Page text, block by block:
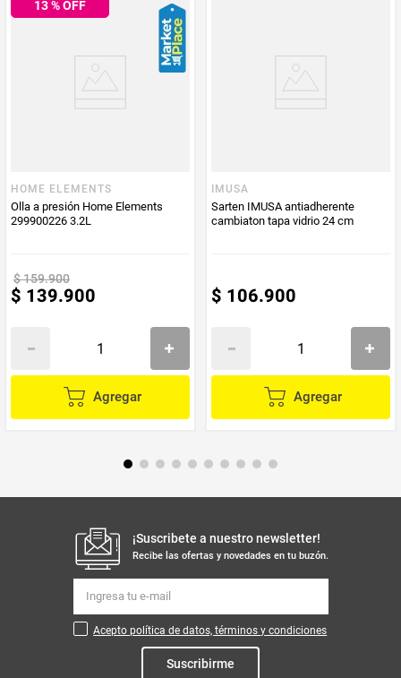
Enviado Por
Mercaldas
Vendido por
13% OFF
HOME ELEMENTS
Olla a presión Home Elements
299900226 3.2L
$159.900
$ 139.900
Agregar
IMUSA
Sarten IMUSA antiadherente
cambiaton tapa vidrio 24 cm
$ 106.900
Agregar
¡Suscribete a nuestro newsletter!
Recibe las ofertas y novedades en tu buzón.
Acepto política de datos, términos y condiciones
Suscribirme